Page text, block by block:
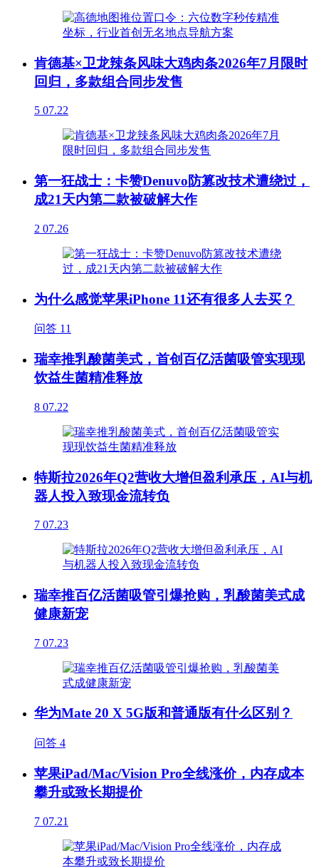
肯德基×卫龙辣条风味大鸡肉条2026年7月限时
回归，多款组合同步发售
5 07.22
第一狂战士：卡赞Denuvo防篡改技术遭绕过，
成21天内第二款被破解大作
2 07.26
为什么感觉苹果iPhone 11还有很多人去买？
问答 11
瑞幸推乳酸菌美式，首创百亿活菌吸管实现现
饮益生菌精准释放
8 07.22
特斯拉2026年Q2营收大增但盈利承压，AI与机
器人投入致现金流转负
7 07.23
瑞幸推百亿活菌吸管引爆抢购，乳酸菌美式成
健康新宠
7 07.23
华为Mate 20 X 5G版和普通版有什么区别？
问答 4
苹果iPad/Mac/Vision Pro全线涨价，内存成本
攀升或致长期提价
7 07.21